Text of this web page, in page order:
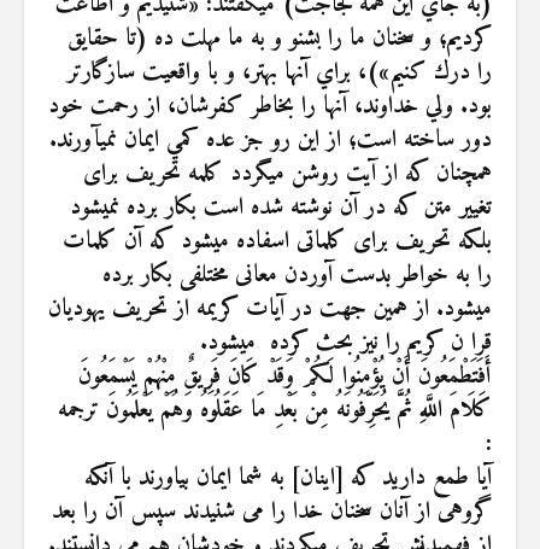
كرديم؛ و سخنان ما را بشنو و به ما مهلت ده (تا حقايق
را درك كنيم»)، براي آنها بهتر، و با واقعيت سازگارتر
بود. ولي خداوند، آنها را بخاطر كفرشان، از رحمت خود
دور ساخته است؛ از اين رو جز عده كمي ايمان نمي‏آورند.
همچنان که از آیت روشن میگردد کلمه تحریف برای
تغییر متن که در آن نوشته شده است بکار برده نمیشود
بلکه تحریف برای کلماتی اسفاده میشود که آن کلمات
را به خواطر بدست آوردن معانی مختلفی بکار برده
میشود. از همین جهت در آیات کریمه از تحریف یهودیان
قرا ن کریم را نیز بحث کرده میشود.
أَفَتَطْمَعُونَ أَنْ يُؤْمِنُوا لَكُمْ وَقَدْ كَانَ فَرِيقٌ مِنْهُمْ يَسْمَعُونَ
كَلَامَ اللَّهِ ثُمَّ يُحَرِّفُونَهُ مِنْ بَعْدِ مَا عَقَلُوهُ وَهُمْ يَعْلَمُونَ ترجمه
:
آيا طمع داريد كه [اينان] به شما ايمان بياورند با آنكه
گروهى از آنان سخنان خدا را مى شنيدند سپس آن را بعد